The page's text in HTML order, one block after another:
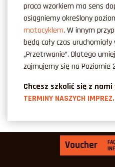
praca wzorkiem ma sens
osiągniemy określony
motocyklem. W innym
będą cały czas
„Przetrwanie”. Dlatego
zajmujemy się na Poziomie
Chcesz szkolić się z nami
TERMINY NASZYCH IMPREZ.
Voucher